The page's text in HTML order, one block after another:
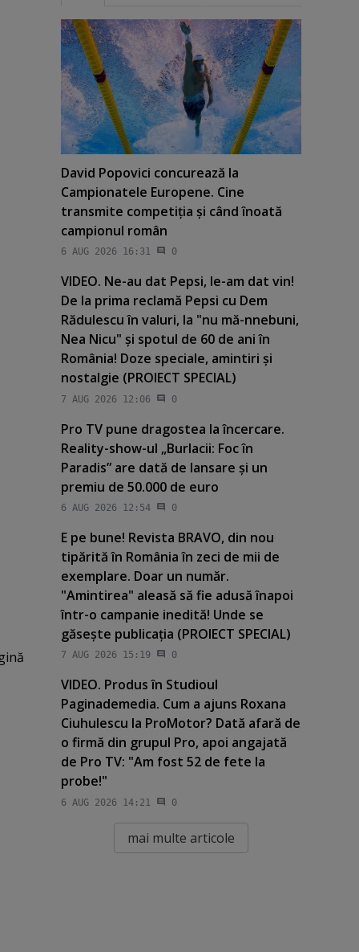
David Popovici concurează la
Campionatele Europene. Cine
transmite competiţia şi când înoată
campionul român
6 AUG 2026 16:31 0
VIDEO. Ne-au dat Pepsi, le-am dat vin!
De la prima reclamă Pepsi cu Dem
Rădulescu în valuri, la "nu mă-nnebuni,
Nea Nicu" şi spotul de 60 de ani în
România! Doze speciale, amintiri şi
nostalgie (PROIECT SPECIAL)
7 AUG 2026 12:06 0
Pro TV pune dragostea la încercare.
Reality-show-ul „Burlacii: Foc în
Paradis” are dată de lansare şi un
premiu de 50.000 de euro
6 AUG 2026 12:54 0
E pe bune! Revista BRAVO, din nou
tipărită în România în zeci de mii de
exemplare. Doar un număr.
"Amintirea" aleasă să fie adusă înapoi
într-o campanie inedită! Unde se
găseşte publicaţia (PROIECT SPECIAL)
7 AUG 2026 15:19 0
VIDEO. Produs în Studioul
Paginademedia. Cum a ajuns Roxana
Ciuhulescu la ProMotor? Dată afară de
o firmă din grupul Pro, apoi angajată
de Pro TV: "Am fost 52 de fete la
probe!"
6 AUG 2026 14:21 0
mai multe articole